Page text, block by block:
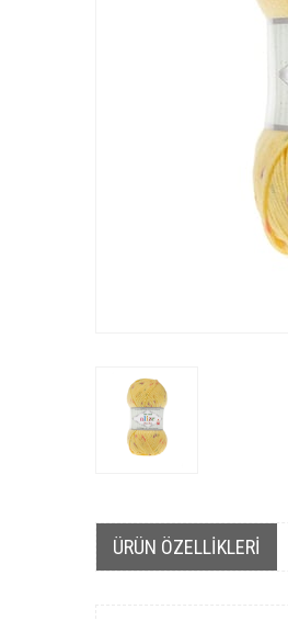
ÜRÜN ÖZELLIKLERI